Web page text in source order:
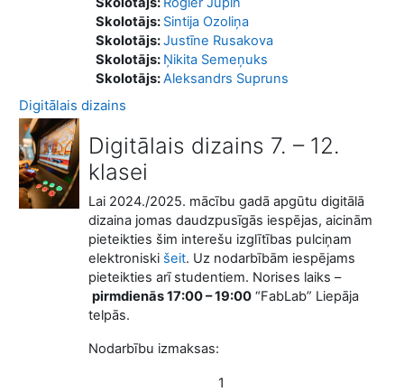
Skolotājs: Sintija Ozoliņa
Skolotājs:Justīne Rusakova
Skolotājs: Ņikita Semeņuks
Skolotājs:Aleksandrs Supruns
Digitālais dizains
Digitālais dizains 7. – 12.
klasei
Lai 2024./2025. mācību gadā apgūtu digitālā
dizaina jomas daudzpusīgās iespējas, aicinām
pieteikties šim interešu izglītības pulciņam
elektroniski šeit. Uz nodarbībām iespējams
pieteikties arī studentiem. Norises laiks –
pirmdienās 17:00 – 19:00“FabLab” Liepāja
telpās.
Nodarbību izmaksas:
1